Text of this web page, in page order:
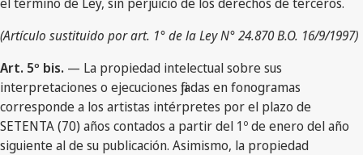
(Artículo sustituido por art. 1° de la Ley N° 24.870 B.O. 16/9/1997)
Art. 5º bis. — La propiedad intelectual sobre sus
interpretaciones o ejecuciones fijadas en fonogramas
corresponde a los artistas intérpretes por el plazo de
SETENTA (70) años contados a partir del 1º de enero del año
siguiente al de su publicación. Asimismo, la propiedad